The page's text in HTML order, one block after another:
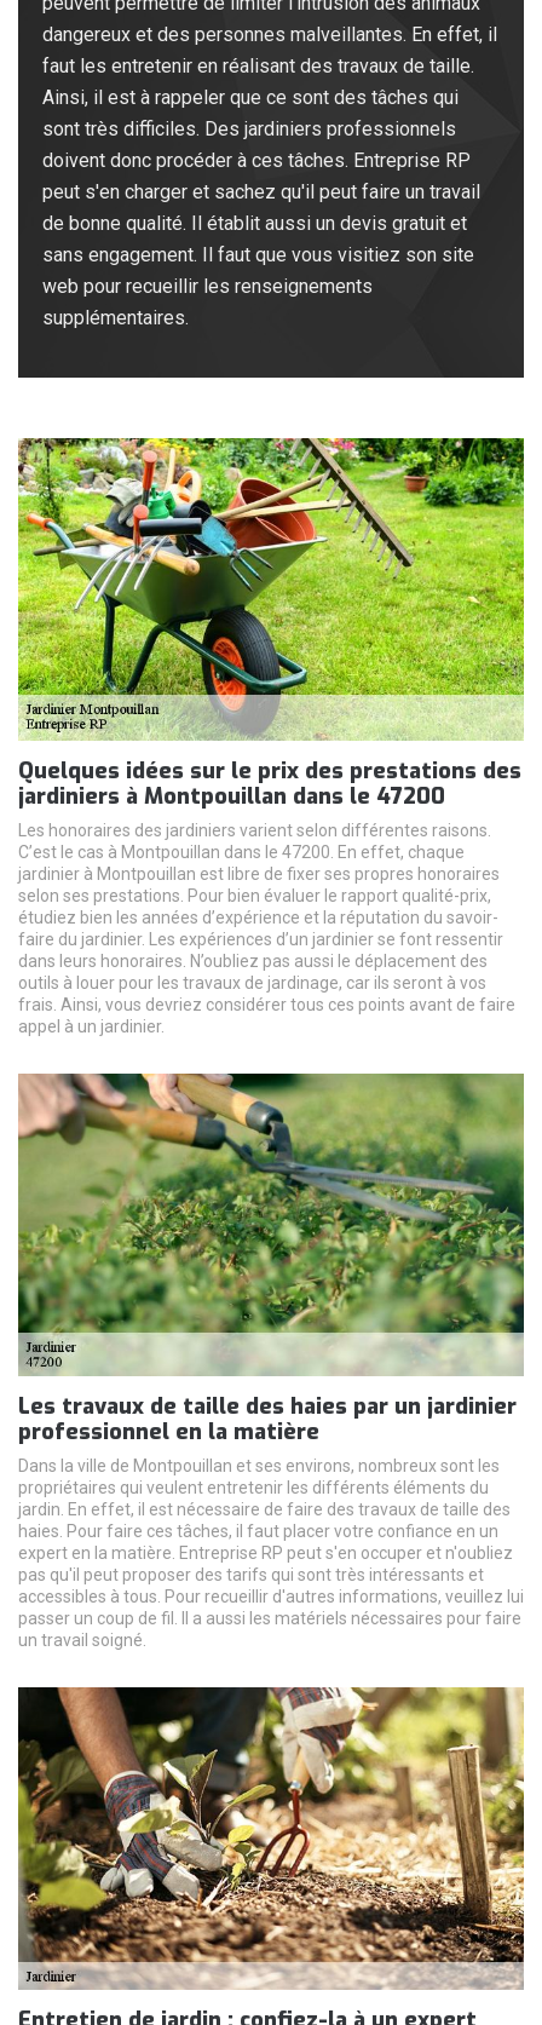
dangereux et des personnes malveillantes. En effet, il
faut les entretenir en réalisant des travaux de taille.
Ainsi, il est à rappeler que ce sont des tâches qui
sont très difficiles. Des jardiniers professionnels
doivent donc procéder à ces tâches. Entreprise RP
peut s'en charger et sachez qu'il peut faire un travail
de bonne qualité. Il établit aussi un devis gratuit et
sans engagement. Il faut que vous visitiez son site
web pour recueillir les renseignements
supplémentaires.
Quelques idées sur le prix des prestations des
jardiniers à Montpouillan dans le 47200
Les honoraires des jardiniers varient selon différentes raisons.
C’est le cas à Montpouillan dans le 47200. En effet, chaque
jardinier à Montpouillan est libre de fixer ses propres honoraires
selon ses prestations. Pour bien évaluer le rapport qualité-prix,
étudiez bien les années d’expérience et la réputation du savoir-
faire du jardinier. Les expériences d’un jardinier se font ressentir
dans leurs honoraires. N’oubliez pas aussi le déplacement des
outils à louer pour les travaux de jardinage, car ils seront à vos
frais. Ainsi, vous devriez considérer tous ces points avant de faire
appel à un jardinier.
Les travaux de taille des haies par un jardinier
professionnel en la matière
Dans la ville de Montpouillan et ses environs, nombreux sont les
propriétaires qui veulent entretenir les différents éléments du
jardin. En effet, il est nécessaire de faire des travaux de taille des
haies. Pour faire ces tâches, il faut placer votre confiance en un
expert en la matière. Entreprise RP peut s'en occuper et n'oubliez
pas qu'il peut proposer des tarifs qui sont très intéressants et
accessibles à tous. Pour recueillir d'autres informations, veuillez lui
passer un coup de fil. Il a aussi les matériels nécessaires pour faire
un travail soigné.